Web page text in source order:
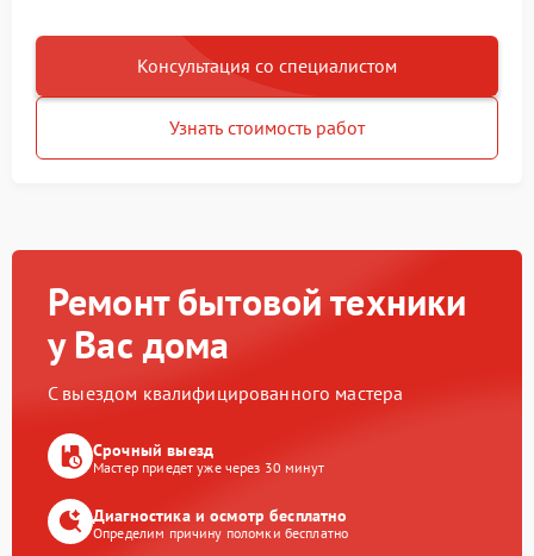
Консультация со специалистом
Узнать стоимость работ
Ремонт бытовой техники
у Вас дома
С выездом квалифицированного мастера
Срочный выезд
Мастер приедет уже через 30 минут
Диагностика и осмотр бесплатно
Определим причину поломки бесплатно